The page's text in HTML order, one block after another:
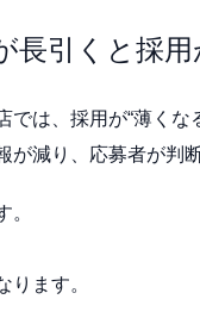
長引くと採
は、採用が“薄くな
減り、応募者が判
。
ります。